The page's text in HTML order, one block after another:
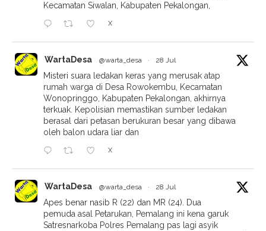
Kecamatan Siwalan, Kabupaten Pekalongan,
X
WartaDesa @warta_desa · 28 Jul
Misteri suara ledakan keras yang merusak atap
rumah warga di Desa Rowokembu, Kecamatan
Wonopringgo, Kabupaten Pekalongan, akhirnya
terkuak. Kepolisian memastikan sumber ledakan
berasal dari petasan berukuran besar yang dibawa
oleh balon udara liar dan
X
WartaDesa @warta_desa · 28 Jul
Apes benar nasib R (22) dan MR (24). Dua
pemuda asal Petarukan, Pemalang ini kena garuk
Satresnarkoba Polres Pemalang pas lagi asyik